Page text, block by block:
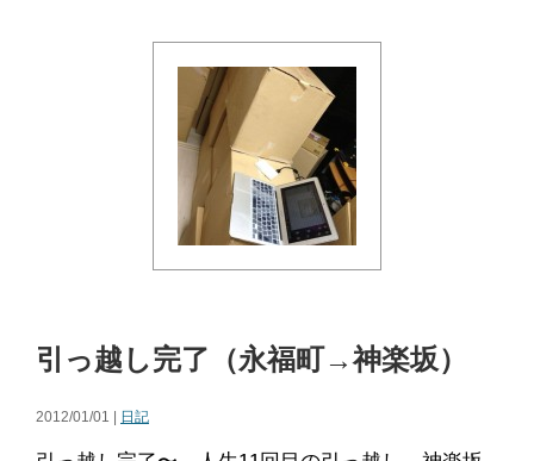
引っ越し完了（永福町→神楽坂）
2012/01/01 | 日記